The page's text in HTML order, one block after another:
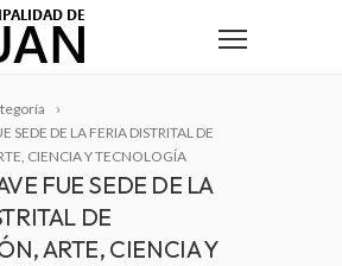
SEDE DE LA FERIA DISTRITAL DE
CIENCIA Y TECNOLOGÍA
FUE SEDE DE LA
DE
ARTE, CIENCIA Y